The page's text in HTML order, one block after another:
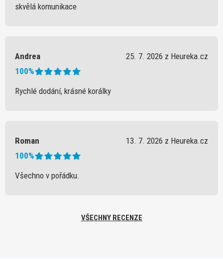
skvělá komunikace
Andrea
25. 7. 2026 z Heureka.cz
100%
Rychlé dodání, krásné korálky
Roman
13. 7. 2026 z Heureka.cz
100%
Všechno v pořádku.
VŠECHNY RECENZE